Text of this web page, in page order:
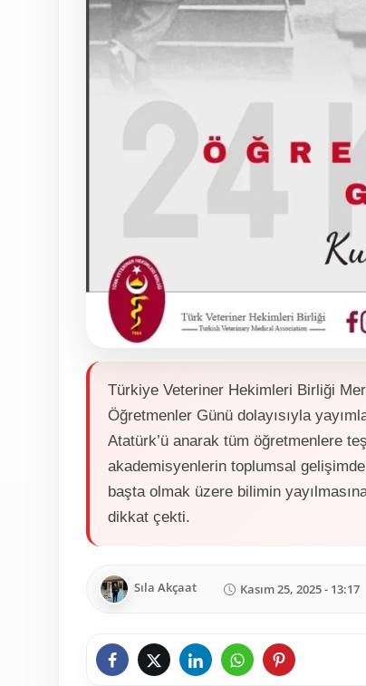
Türkiye Veteriner Hekimleri Birliği
Öğretmenler Günü dolayısıyla
Atatürk’ü anarak tüm öğretmenlere
akademisyenlerin toplumsal
başta olmak üzere bilimin
dikkat çekti.
Sıla Akçaat Kasım 25, 2025 - 13:17